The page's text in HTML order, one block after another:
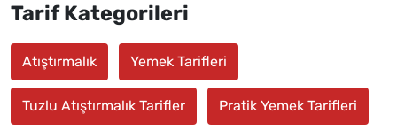
Tarif Kategorileri
Atıştırmalık Yemek Tarifleri
Tuzlu Atıştırmalık Tarifler Pratik Yemek Tarifleri